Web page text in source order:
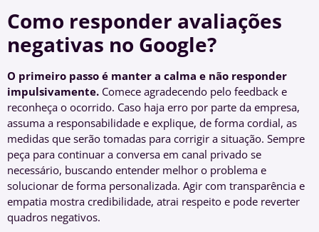
Como responder avaliações
negativas no Google?
O primeiro passo é manter a calma e não responder
impulsivamente. Comece agradecendo pelo feedback e
reconheça o ocorrido. Caso haja erro por parte da empresa,
assuma a responsabilidade e explique, de forma cordial, as
medidas que serão tomadas para corrigir a situação. Sempre
peça para continuar a conversa em canal privado se
necessário, buscando entender melhor o problema e
solucionar de forma personalizada. Agir com transparência e
empatia mostra credibilidade, atrai respeito e pode reverter
quadros negativos.